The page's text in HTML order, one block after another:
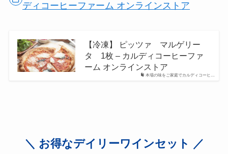
ディコーヒーファーム オンラインストア
本場の味をご家庭でカルディコーヒ…
【冷凍】 ピッツァ マルゲリー
タ 1枚 – カルディコーヒーファ
ーム オンラインストア
＼ お得なデイリーワインセット ／